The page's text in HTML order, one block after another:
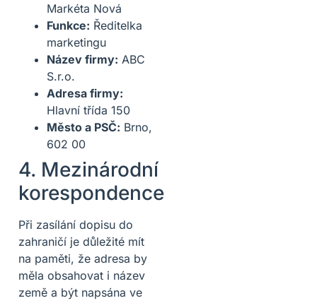
Markéta Nová
Funkce: Ředitelka
marketingu
Název firmy: ABC
S.r.o.
Adresa firmy:
Hlavní třída 150
Město a PSČ: Brno,
602 00
4. Mezinárodní
korespondence
Při zasílání dopisu do
zahraničí je důležité mít
na paměti, že adresa by
měla obsahovat i název
země a být napsána ve